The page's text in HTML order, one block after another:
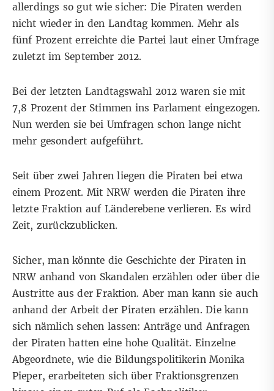
allerdings so gut wie sicher: Die Piraten werden
nicht wieder in den Landtag kommen. Mehr als
fünf Prozent erreichte die Partei laut einer Umfrage
zuletzt im September 2012.
Bei der letzten Landtagswahl 2012 waren sie mit
7,8 Prozent der Stimmen ins Parlament eingezogen.
Nun werden sie bei Umfragen schon lange nicht
mehr gesondert aufgeführt.
Seit über zwei Jahren liegen die Piraten bei etwa
einem Prozent. Mit NRW werden die Piraten ihre
letzte Fraktion auf Länderebene verlieren. Es wird
Zeit, zurückzublicken.
Sicher, man könnte die Geschichte der Piraten in
NRW anhand von Skandalen erzählen oder über die
Austritte aus der Fraktion. Aber man kann sie auch
anhand der Arbeit der Piraten erzählen. Die kann
sich nämlich sehen lassen: Anträge und Anfragen
der Piraten hatten eine hohe Qualität. Einzelne
Abgeordnete, wie die Bildungspolitikerin Monika
Pieper, erarbeiteten sich über Fraktionsgrenzen